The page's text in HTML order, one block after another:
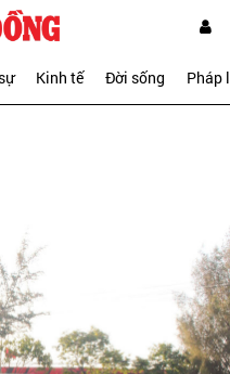
Kinh tế Đời sống Pháp